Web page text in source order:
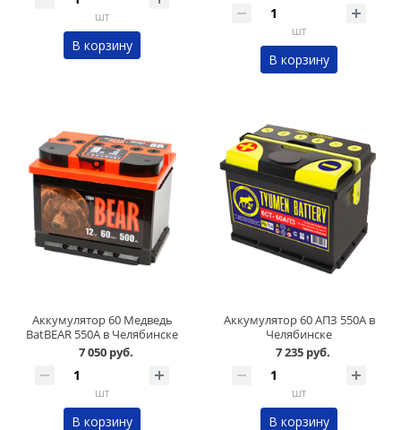
шт
В корзину
шт
В корзину
Аккумулятор 60 Медведь
BatBEAR 550А в Челябинске
7 050 руб.
шт
В корзину
Аккумулятор 60 АПЗ 550А в
Челябинске
7 235 руб.
шт
В корзину